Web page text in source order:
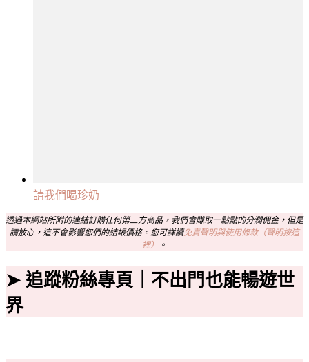
請我們喝珍奶
透過本網站所附的連結訂購任何第三方商品，我們會賺取一點點的分潤佣金，但是
請放心，這不會影響您們的結帳價格。您可詳讀免責聲明與使用條款（聲明按這
裡）
。
➤ 追蹤粉絲專頁｜不出門也能暢遊世
界